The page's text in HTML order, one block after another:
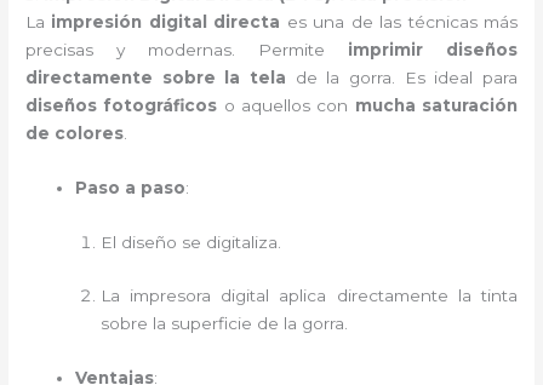
La impresión digital directa es una de las técnicas más
precisas y modernas. Permite imprimir diseños
directamente sobre la tela de la gorra. Es ideal para
diseños fotográficos o aquellos con mucha saturación
de colores
Paso a paso:
El diseño se digitaliza.
La impresora digital aplica directamente la tinta
sobre la superficie de la gorra.
Ventajas: